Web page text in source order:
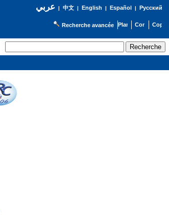
عربي| 中文| English | Español | Русский
Recherche avancée